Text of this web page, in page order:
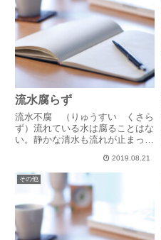
流水腐らず
流水不腐 （りゅうすい くさら
ず）流れている水は腐ることはな
い。静かな清水も流れが止まって
激流は時に恐ろしく感じるが、大
きなゴミや岩さえも全て流し去
り、やがてまた美しい流れに戻
る。滞ることなく良き流れを作る
人で...
2019.08.21
その他